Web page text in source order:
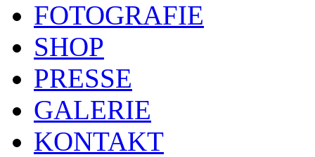
FOTOGRAFIE
SHOP
PRESSE
GALERIE
KONTAKT